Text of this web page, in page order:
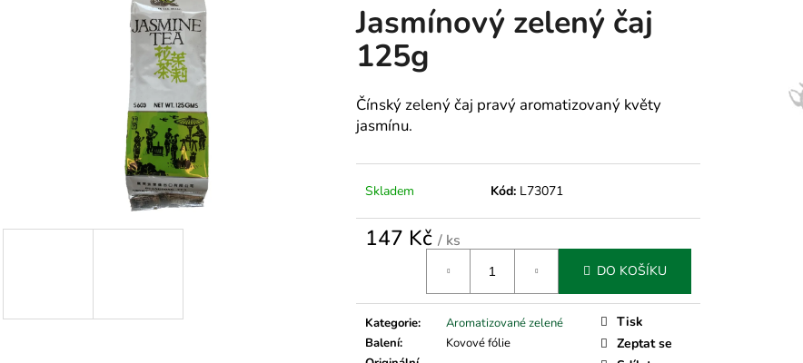
produktu
je
0,0
z
hvězdiček.
Jasmínový zelený čaj
125g
Čínský zelený čaj pravý aromatizovaný květy
jasmínu.
Skladem Kód: L73071
147 Kč / ks
DO KOŠÍKU
Kategorie:
Aromatizované zelené
Balení:
Kovové fólie
Tisk
Zeptat se
Doporučujeme